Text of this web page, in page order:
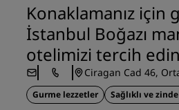
İlk seferin
Deals of the
Erken
Paketlerimize
Konaklamanız için
İstanbul Boğazı
otelimizi tercih edin
Ciragan Cad 46,
Gurme lezzetler Sağlıklı ve